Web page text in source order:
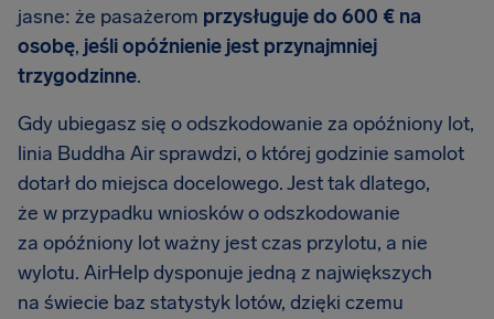
jasne: że pasażerom przysługuje do 600 € na
osobę, jeśli opóźnienie jest przynajmniej
trzygodzinne.
Gdy ubiegasz się o odszkodowanie za opóźniony lot,
linia Buddha Air sprawdzi, o której godzinie samolot
dotarł do miejsca docelowego. Jest tak dlatego,
że w przypadku wniosków o odszkodowanie
za opóźniony lot ważny jest czas przylotu, a nie
wylotu. AirHelp dysponuje jedną z największych
na świecie baz statystyk lotów, dzięki czemu